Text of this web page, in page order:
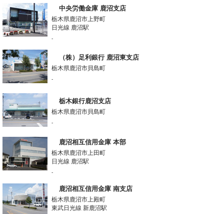
中央労働金庫 鹿沼支店
栃木県鹿沼市上野町
日光線 鹿沼駅
-
（株）足利銀行 鹿沼東支店
栃木県鹿沼市貝島町
-
栃木銀行鹿沼支店
栃木県鹿沼市貝島町
-
鹿沼相互信用金庫 本部
栃木県鹿沼市上田町
日光線 鹿沼駅
-
鹿沼相互信用金庫 南支店
栃木県鹿沼市上殿町
東武日光線 新鹿沼駅